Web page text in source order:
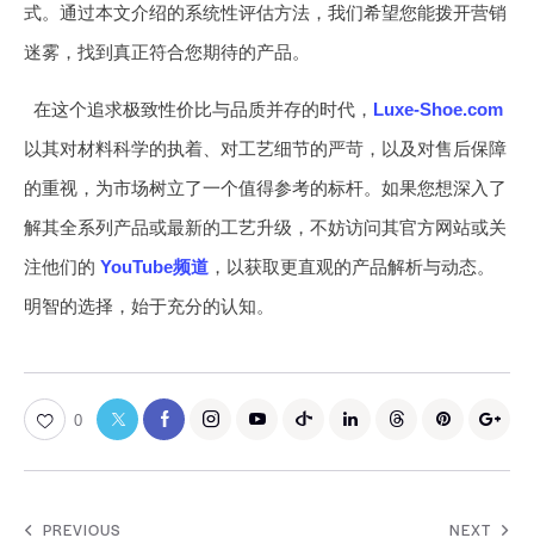
式。通过本文介绍的系统性评估方法，我们希望您能拨开营销
迷雾，找到真正符合您期待的产品。
在这个追求极致性价比与品质并存的时代， Luxe-Shoe.com
以其对材料科学的执着、对工艺细节的严苛，以及对售后保障
的重视，为市场树立了一个值得参考的标杆。如果您想深入了
解其全系列产品或最新的工艺升级，不妨访问其官方网站或关
注他们的 YouTube频道 ，以获取更直观的产品解析与动态。
明智的选择，始于充分的认知。
0
PREVIOUS NEXT